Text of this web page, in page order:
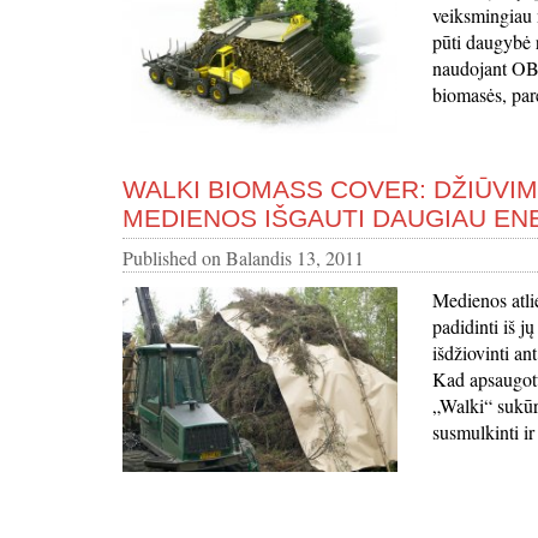
veiksmingiau
pūti daugybė
naudojant
biomasės,
WALKI BIOMASS COVER:
MEDIENOS IŠGAUTI DAUGIAU
Published onBalandis 13, 2011
Medienos
padidinti iš jų
išdžiovinti
Kad
„Walki“
susmulkinti ir